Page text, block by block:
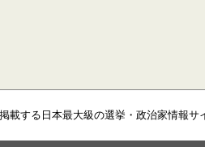
載する日本最大級の選挙・政治家情報サ